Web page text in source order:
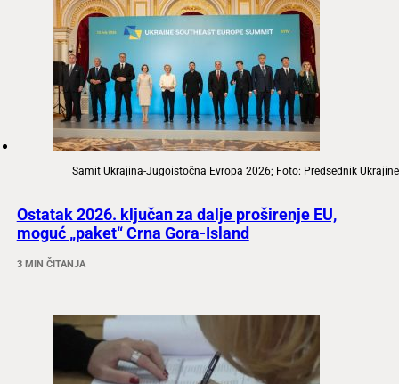
Samit Ukrajina-Jugoistočna Evropa 2026; Foto: Predsednik Ukrajine
Ostatak 2026. ključan za dalje proširenje EU,
moguć „paket“ Crna Gora-Island
3 MIN ČITANJA